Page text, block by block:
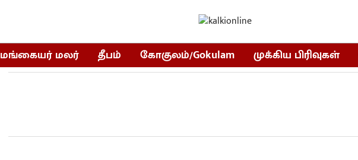
மங்கையர் மலர் தீபம் கோகுலம்/Gokulam முக்கிய பிரிவுகள்